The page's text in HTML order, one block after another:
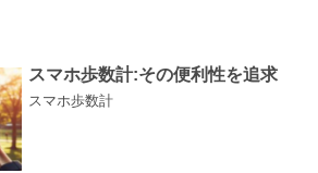
スマホ歩数計:その便利性を追求
スマホ歩数計